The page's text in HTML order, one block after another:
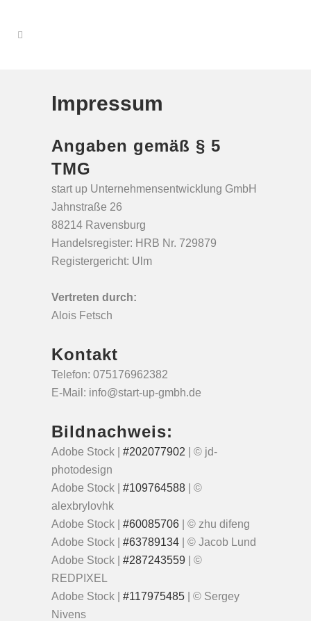
Impressum
Angaben gemäß § 5
TMG
start up Unternehmensentwicklung GmbH
Jahnstraße 26
88214 Ravensburg
Handelsregister: HRB Nr. 729879
Registergericht: Ulm
Vertreten durch:
Alois Fetsch
Kontakt
Telefon: 075176962382
E-Mail: info@start-up-gmbh.de
Bildnachweis:
Adobe Stock | #202077902 | © jd-
photodesign
Adobe Stock | #109764588 | ©
alexbrylovhk
Adobe Stock | #60085706 | © zhu difeng
Adobe Stock | #63789134 | © Jacob Lund
Adobe Stock | #287243559 | ©
REDPIXEL
Adobe Stock | #117975485 | © Sergey
Nivens